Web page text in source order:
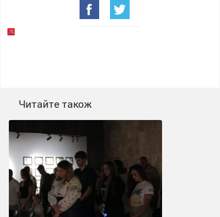
Читайте також